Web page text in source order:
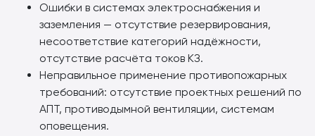
Ошибки в системах электроснабжения и
заземления — отсутствие резервирования,
несоответствие категорий надёжности,
отсутствие расчёта токов КЗ.
Неправильное применение противопожарных
требований: отсутствие проектных решений по
АПТ, противодымной вентиляции, системам
оповещения.